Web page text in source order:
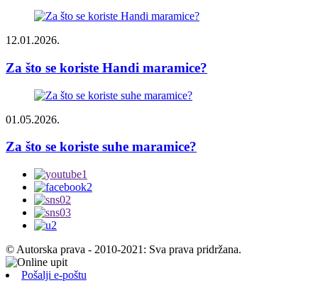
12.01.2026.
Za što se koriste Handi maramice?
01.05.2026.
Za što se koriste suhe maramice?
© Autorska prava - 2010-2021: Sva prava pridržana.
Pošalji e-poštu